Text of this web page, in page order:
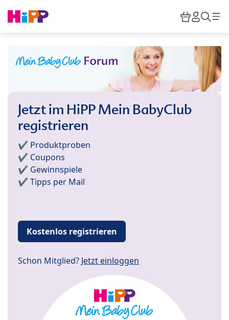
HiPP
Jetzt im HiPP Mein BabyClub
registrieren
✔️ Produktproben
✔️ Coupons
✔️ Gewinnspiele
✔️ Tipps per Mail
Kostenlos registrieren
Schon Mitglied? Jetzt einloggen